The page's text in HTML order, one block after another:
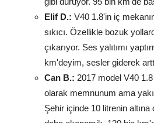
Elif D.: V40 1.8'in iç
sıkıcı. Özellikle bozuk
çıkarıyor. Ses yalıtımı
km'deyim, sesler giderek
Can B.: 2017 model V40 1.8
olarak memnunum ama
Şehir içinde 10 litrenin